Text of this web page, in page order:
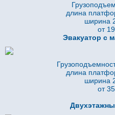
длина
ширина
от
Эвакуатор с
длина
ширина
от